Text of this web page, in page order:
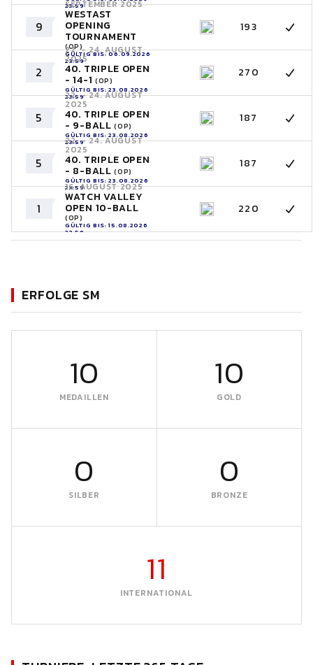
23:59
9
SEPTEMBER 2025
WESTAST
OPENING
TOURNAMENT
(OP)
GÜLTIG BIS: 06.09.2026
23:59
193
2
22. - 24. AUGUST
2025
40. TRIPLE OPEN
- 14-1 (OP)
GÜLTIG BIS: 23.08.2026
23:59
270
5
22. - 24. AUGUST
2025
40. TRIPLE OPEN
- 9-BALL(OP)
GÜLTIG BIS: 23.08.2026
23:59
187
5
22. - 24. AUGUST
2025
40. TRIPLE OPEN
- 8-BALL(OP)
GÜLTIG BIS: 23.08.2026
23:59
187
1
16. AUGUST 2025
WATCH VALLEY
OPEN 10-BALL
(OP)
GÜLTIG BIS: 15.08.2026
23:59
220
ERFOLGE SM
10
MEDAILLEN
10
GOLD
0
SILBER
0
BRONZE
11
INTERNATIONAL